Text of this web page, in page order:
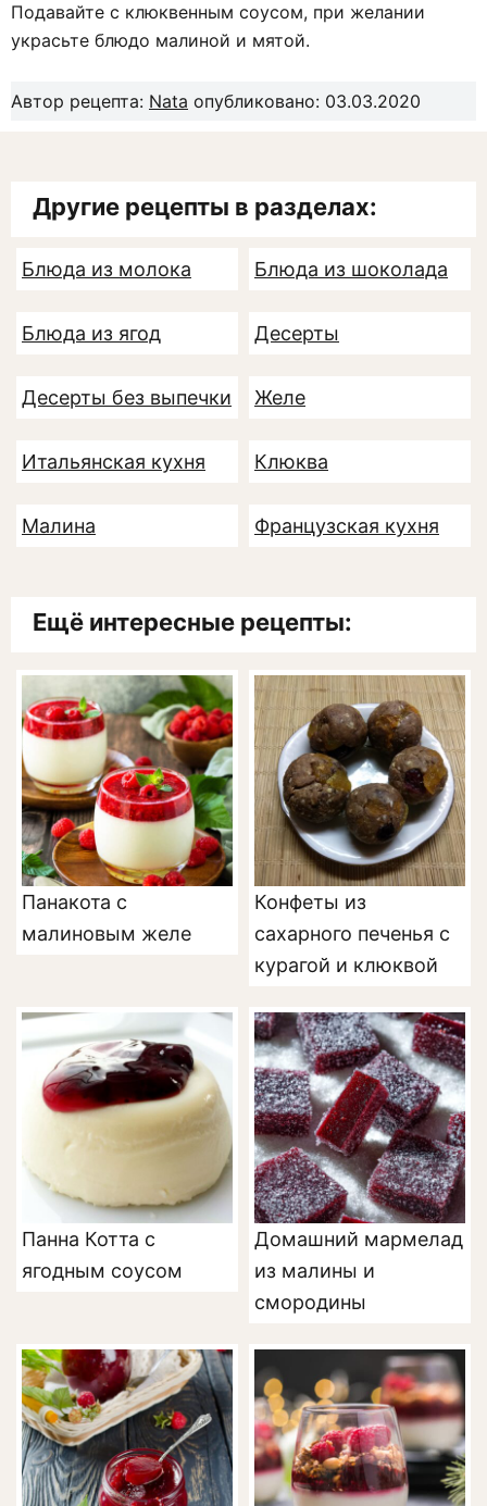
Подавайте с клюквенным соусом, при желании
украсьте блюдо малиной и мятой.
Автор рецепта: Nata опубликовано: 03.03.2020
Другие рецепты в разделах:
Блюда из молока Блюда из шоколада
Блюда из ягод Десерты
Десерты без выпечки Желе
Итальянская кухня Клюква
Малина Французская кухня
Ещё интересные рецепты:
Панакота с
малиновым желе
Конфеты из
сахарного печенья с
курагой и клюквой
Панна Котта с
ягодным соусом
Домашний мармелад
из малины и
смородины